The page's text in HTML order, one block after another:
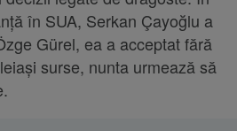
în SUA, Serkan Çayoğlu a
Gürel, ea a acceptat fără
surse, nunta urmează să